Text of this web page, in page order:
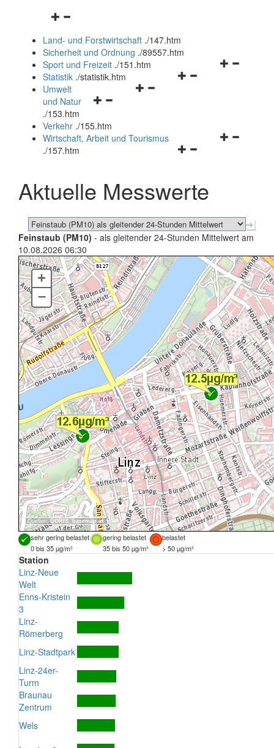
Navigationsmenü
und
schließen
Land- und Forstwirtschaft ./147.htm
Sicherheit und Ordnung ./89557.htm
Navigationsmenü
Sport und Freizeit ./151.htm
Navigationsmenü
Statistik ./statistik.htm
Navigationsmenü
und
schließen
Umwelt
und Natur
./153.htm
Verkehr ./155.htm
Navigationsmenü
schließen
Wirtschaft, Arbeit und Tourismus
./157.htm
Aktuelle Messwerte
Feinstaub (PM10) - als gleitender 24-Stunden Mittelwert am
10.08.2026 06:30
Quellen:DORIS, basemap.at
+
–
sehr gering belastet gering belastet
belastet
0 bis 35 µg/m³
35 bis 50 µg/m³ > 50 µg/m³
Station
Linz-Neue
Welt
Enns-Kristein
3
Linz-
Römerberg
Linz-Stadtpark
Linz-24er-
Turm
Braunau
Zentrum
Wels